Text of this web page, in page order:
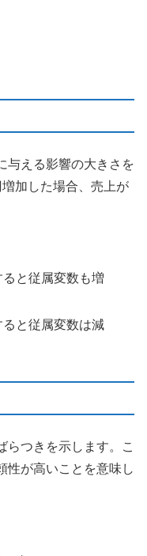
与える影響の大きさを
加した場合、売上が
と従属変数も増
と従属変数は減
らつきを示します。こ
性が高いことを意味し